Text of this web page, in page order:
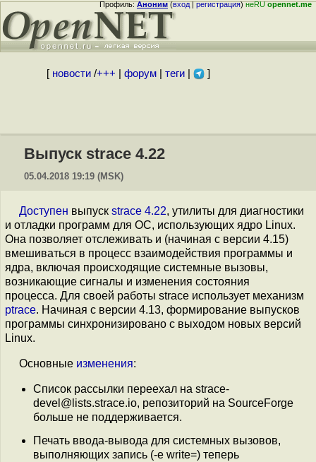
Профиль:Аноним(вход|регистрация)неRUopennet.me
[ новости/+++ форум| теги| ]
Выпуск strace 4.22
05.04.2018 19:19 (MSK)
Доступен выпуск strace 4.22, утилиты для диагностики
и отладки программ для ОС, использующих ядро Linux.
Она позволяет отслеживать и (начиная с версии 4.15)
вмешиваться в процесс взаимодействия программы и
ядра, включая происходящие системные вызовы,
возникающие сигналы и изменения состояния
процесса. Для своей работы strace использует механизм
ptrace. Начиная с версии 4.13, формирование выпусков
программы синхронизировано с выходом новых версий
Linux.
Основные изменения:
Список рассылки переехал на strace-
devel@lists.strace.io, репозиторий на SourceForge
больше не поддерживается.
Печать ввода-вывода для системных вызовов,
выполняющих запись (-e write=) теперь